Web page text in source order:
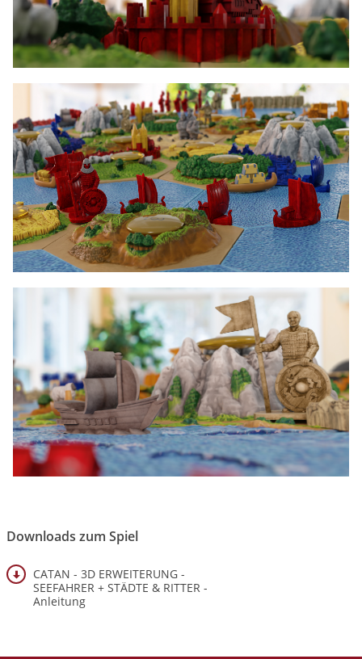
Image
Downloads zum Spiel
CATAN - 3D ERWEITERUNG -
SEEFAHRER + STÄDTE & RITTER -
Anleitung